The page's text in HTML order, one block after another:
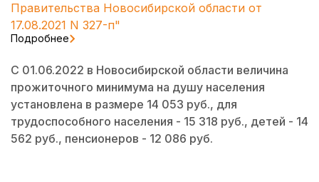
Правительства Новосибирской области от
17.08.2021 N 327-п"
Подробнее
С 01.06.2022 в Новосибирской области величина
прожиточного минимума на душу населения
установлена в размере 14 053 руб., для
трудоспособного населения - 15 318 руб., детей - 14
562 руб., пенсионеров - 12 086 руб.